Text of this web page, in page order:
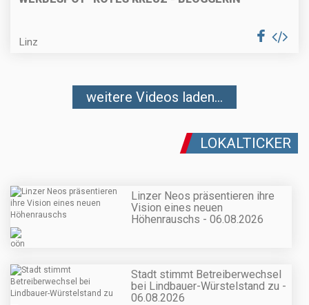
Linz
weitere Videos laden...
LOKALTICKER
Linzer Neos präsentieren ihre
Vision eines neuen
Höhenrauschs - 06.08.2026
Stadt stimmt Betreiberwechsel
bei Lindbauer-Würstelstand zu -
06.08.2026